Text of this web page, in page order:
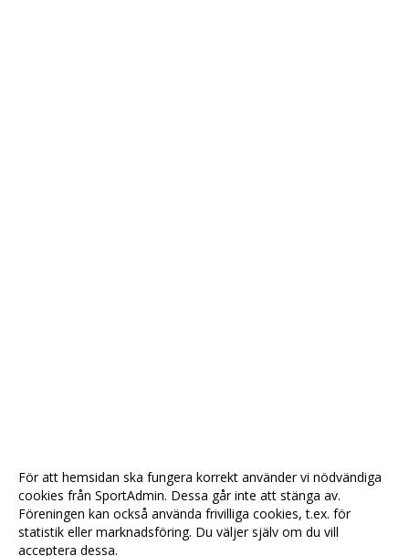
För att hemsidan ska fungera korrekt använder vi nödvändiga
cookies från SportAdmin. Dessa går inte att stänga av.
Föreningen kan också använda frivilliga cookies, t.ex. för
statistik eller marknadsföring. Du väljer själv om du vill
acceptera dessa.